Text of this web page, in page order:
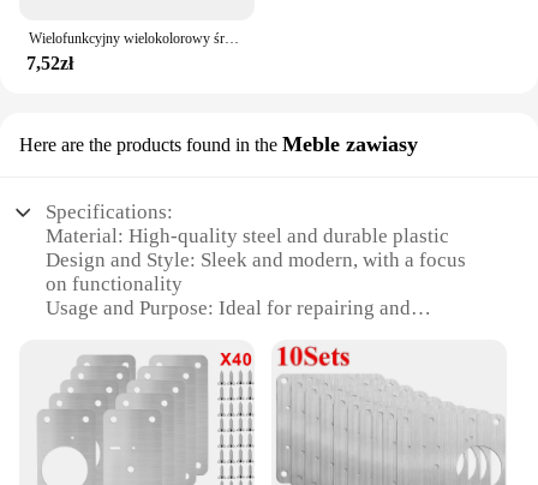
7,52zł
Here are the products found in the Meble zawiasy
Specifications:
Material: High-quality steel and durable plastic
Design and Style: Sleek and modern, with a focus
on functionality
Usage and Purpose: Ideal for repairing and
Performance and Property: Strong and reliable,
ensuring long-lasting repairs
Parts and Accessories: Comes with a complete set of
replacement parts
Applicable People: Suitable for both professional
furniture repair technicians and DIY enthusiasts